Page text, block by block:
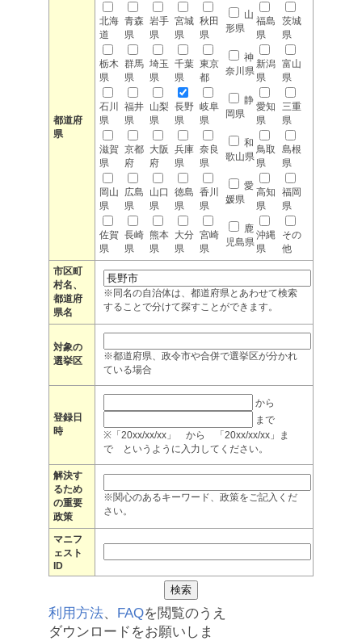
都道府
県
北海
道
青森
県
岩手
県
宮城
県
秋田
県
山
形県
福島
県
茨城
県
栃木
県
群馬
県
埼玉
県
千葉
県
東京
都
神
奈川県
新潟
県
富山
県
石川
県
福井
県
山梨
県
長野
県
岐阜
県
静
岡県
愛知
県
三重
県
滋賀
県
京都
府
大阪
府
兵庫
県
奈良
県
和
歌山県
鳥取
県
島根
県
岡山
県
広島
県
山口
県
徳島
県
香川
県
愛
媛県
高知
県
福岡
県
佐賀
県
長崎
県
熊本
県
大分
県
宮崎
県
鹿
児島県
沖縄
県
その
他
市区町
村名、
都道府
県名
※同名の自治体は、都道府県とあわせて検索
することで分けて探すことができます。
対象の
選挙区
※都道府県、政令市や合併で選挙区が分かれ
ている場合
登録日
時
から
まで
※「20xx/xx/xx」 から 「20xx/xx/xx」ま
で というように入力してください。
解決す
るため
の重要
政策
※関心のあるキーワード、政策をご記入くだ
さい。
マニフ
ェスト
ID
利用方法、 FAQを閲覧のうえ
ダウンロードをお願いしま